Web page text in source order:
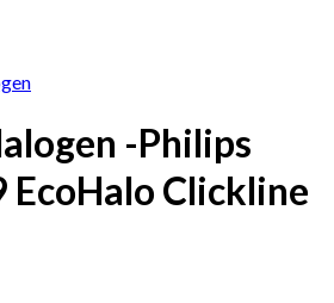
-Philips
EcoHalo Clickline